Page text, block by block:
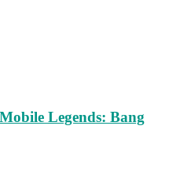
Legends: Bang